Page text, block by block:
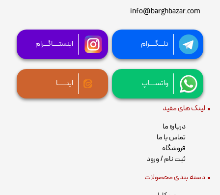
info@barghbazar.com
تلـــگــــرام اینستــــاگـــرام
واتســــاپ ایتــــــا
لینک های مفید
درباره ما
تماس با ما
فروشگاه
ثبت نام / ورود
دسته بندی محصولات